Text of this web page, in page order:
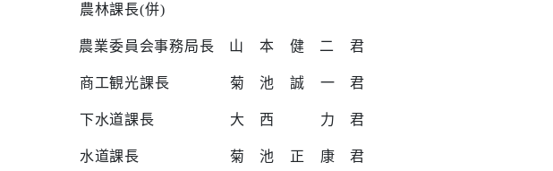
農林課長(併)
農業委員会事務局長 山 本 健 二 君
商工観光課長 菊 池 誠 一 君
下水道課長 大 西 力 君
水道課長 菊 池 正 康 君